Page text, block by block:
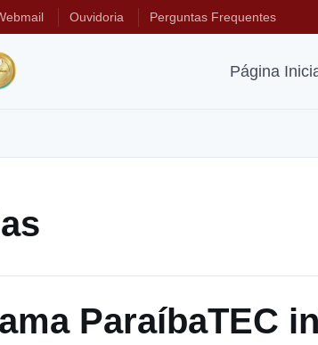
Ouvidoria Perguntas Frequentes
Página
ParaíbaTEC